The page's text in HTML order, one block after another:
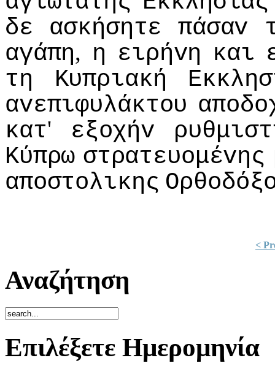
δε
ασκήσητε πάσαv
αγάπη, η ειρήvη και
τη
Κυπριακή
αvεπιφυλάκτoυ
κατ' εξoχήv
Κύπρω στρατευoμέvης
απoστoλικης
<
Αναζήτηση
Επιλέξετε Ημερομηνία